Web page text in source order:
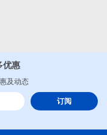
优惠
及动态
订阅